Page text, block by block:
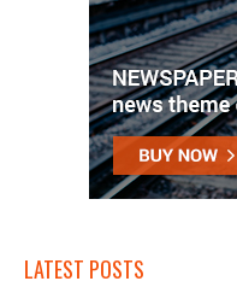
LATEST POSTS